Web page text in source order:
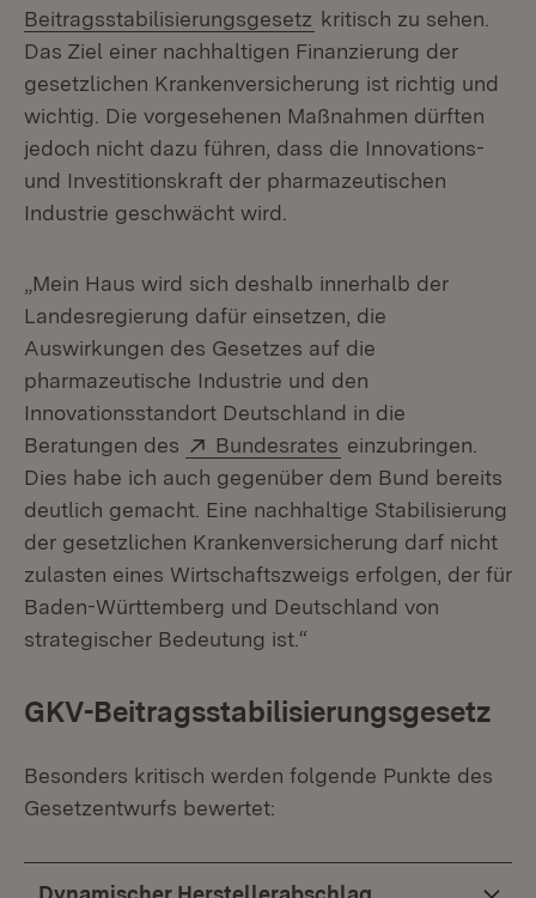
Beitragsstabilisierungsgesetz (Öffnet in neuem
kritisch zu sehen.
Das Ziel einer nachhaltigen Finanzierung der
gesetzlichen Krankenversicherung ist richtig und
wichtig. Die vorgesehenen Maßnahmen dürften
jedoch nicht dazu führen, dass die Innovations-
und Investitionskraft der pharmazeutischen
Industrie geschwächt wird.
„Mein Haus wird sich deshalb innerhalb der
Landesregierung dafür einsetzen, die
Auswirkungen des Gesetzes auf die
pharmazeutische Industrie und den
Innovationsstandort Deutschland in die
Beratungen des
Extern:
Bundesrates (Öffnet in neuem
einzubringen.
Dies habe ich auch gegenüber dem Bund bereits
deutlich gemacht. Eine nachhaltige Stabilisierung
der gesetzlichen Krankenversicherung darf nicht
zulasten eines Wirtschaftszweigs erfolgen, der für
Baden-Württemberg und Deutschland von
strategischer Bedeutung ist.“
GKV-Beitragsstabilisierungsgesetz
Besonders kritisch werden folgende Punkte des
Gesetzentwurfs bewertet: